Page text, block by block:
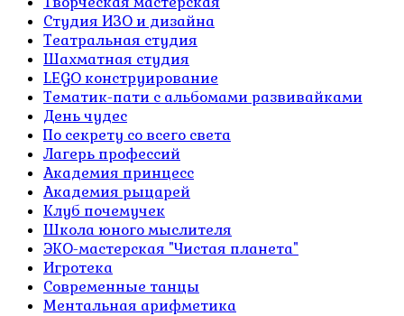
Студия ИЗО и дизайна
Театральная студия
Шахматная студия
LEGO конструирование
Тематик-пати с альбомами развивайками
День чудес
По секрету со всего света
Лагерь профессий
Академия принцесс
Академия рыцарей
Клуб почемучек
Школа юного мыслителя
ЭКО-мастерская "Чистая планета"
Игротека
Современные танцы
Ментальная арифметика